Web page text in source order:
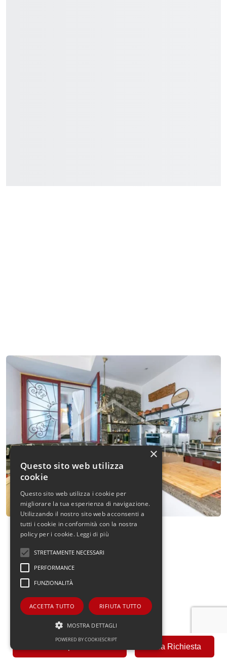
Invia Richiesta
×
Questo sito web utilizza
cookie
Questo sito web utilizza i cookie per
migliorare la tua esperienza di navigazione.
Utilizzando il nostro sito web acconsenti a
tutti i cookie in conformità con la nostra
policy per i cookie. Leggi di più
STRETTAMENTE NECESSARI
PERFORMANCE
FUNZIONALITÀ
ACCETTA TUTTO RIFIUTA TUTTO
MOSTRA DETTAGLI
POWERED BY COOKIESCRIPT